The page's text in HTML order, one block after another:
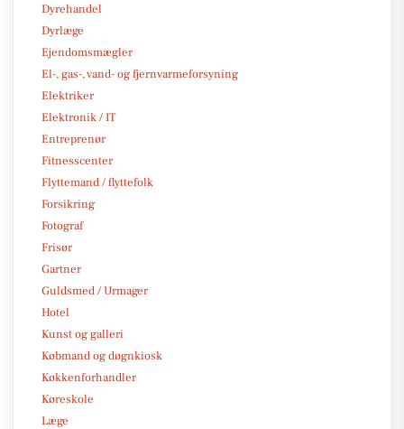
Dyrehandel
Dyrlæge
Ejendomsmægler
El-, gas-, vand- og fjernvarmeforsyning
Elektriker
Elektronik / IT
Entreprenør
Fitnesscenter
Flyttemand / flyttefolk
Forsikring
Fotograf
Frisør
Gartner
Guldsmed / Urmager
Hotel
Kunst og galleri
Købmand og døgnkiosk
Køkkenforhandler
Køreskole
Læge